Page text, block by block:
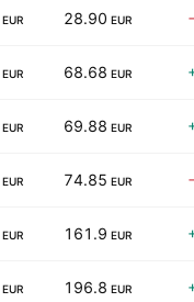
EUR 28.90 EUR
EUR 68.68 EUR
EUR 69.88 EUR
EUR 74.85 EUR
EUR 161.9 EUR
EUR 196.8 EUR